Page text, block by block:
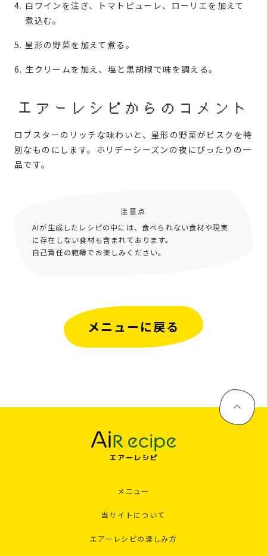
白ワインを注ぎ、トマトピューレ、ローリエを加えて
煮込む。
星形の野菜を加えて煮る。
生クリームを加え、塩と黒胡椒で味を調える。
エアーレシピからのコメント
ロブスターのリッチな味わいと、星形の野菜がビスクを特
別なものにします。ホリデーシーズンの夜にぴったりの一
品です。
注意点
AIが生成したレシピの中には、食べられない食材や現実
に存在しない食材も含まれております。
自己責任の範疇でお楽しみください。
メニューに戻る
メニュー
当サイトについて
エアーレシピの楽しみ方